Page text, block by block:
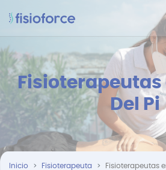
Fisioterapeutas
Del Pi
Inicio Fisioterapeuta Fisioterapeutas